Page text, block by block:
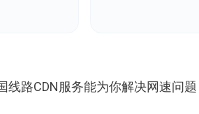
路CDN服务能为你解决网速问